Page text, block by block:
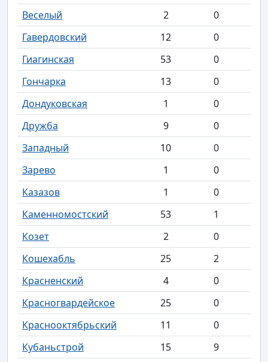
Веселый
2
0
Гавердовский
12
0
Гиагинская
53
0
Гончарка
13
0
Дондуковская
1
0
Дружба
9
0
Западный
10
0
Зарево
1
0
Казазов
1
0
Каменномостский
53
1
Козет
2
0
Кошехабль
25
2
Красненский
4
0
Красногвардейское
25
0
Краснооктябрьский
11
0
Кубаньстрой
15
9